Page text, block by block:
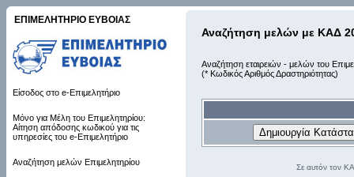
ΕΠΙΜΕΛΗΤΗΡΙΟ ΕΥΒΟΙΑΣ
Είσοδος στο e-Επιμελητήριο
Μόνο για Μέλη του Επιμελητηρίου:
Αίτηση απόδοσης κωδικού για τις
υπηρεσίες του e-Επιμελητήριο
Αναζήτηση μελών Επιμελητηρίου
Αναζήτηση μελών με ΚΑΔ
Αναζήτηση εταιρειών - μελών του
(* Κωδικός Αριθμός Δραστηριότητας)
Σε αυτόν τον